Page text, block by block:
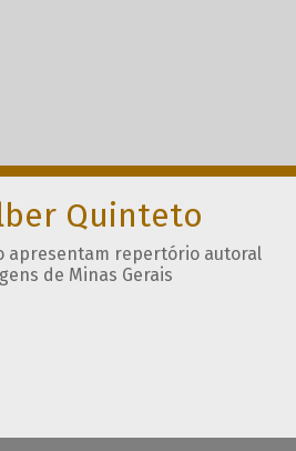
Quinteto
apresentam repertório autoral
de Minas Gerais